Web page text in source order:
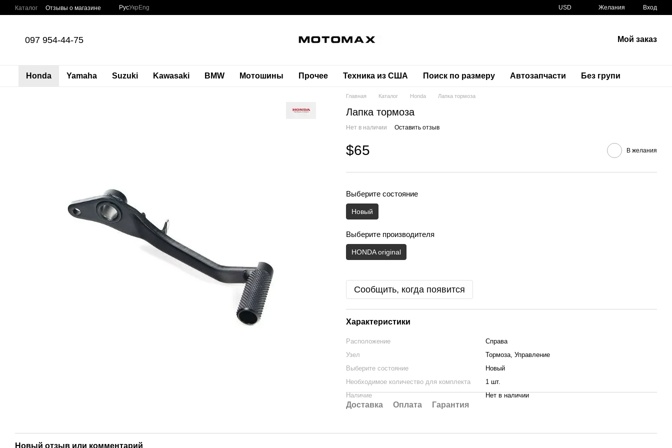
Перейти к основному контенту
Каталог Отзывы о магазине РусУкр Eng USD Желания Вход
097 954-44-75 Мой заказ
Honda Yamaha Suzuki Kawasaki BMW Мотошины Прочее Техника из США Поиск по размеру Автозапчасти Без групи
Главная Каталог Honda Лапка тормоза
Лапка тормоза
Нет в наличии Оставить отзыв
$65 В желания
Выберите состояние
Новый
Выберите производителя
HONDA original
Сообщить, когда появится
Характеристики
Расположение
Справа
Узел
Тормоза, Управление
Выберите состояние
Новый
Необходимое количество для комплекта
1 шт.
Наличие
Нет в наличии
Доставка Оплата Гарантия
Новый отзыв или комментарий